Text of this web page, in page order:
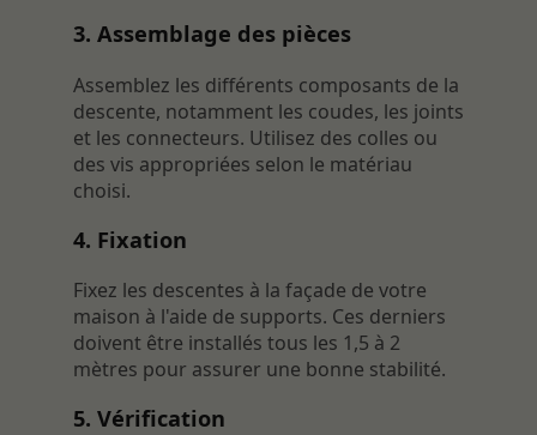
3. Assemblage des pièces
Assemblez les différents composants de la
descente, notamment les coudes, les joints
et les connecteurs. Utilisez des colles ou
des vis appropriées selon le matériau
choisi.
4. Fixation
Fixez les descentes à la façade de votre
maison à l'aide de supports. Ces derniers
doivent être installés tous les 1,5 à 2
mètres pour assurer une bonne stabilité.
5. Vérification